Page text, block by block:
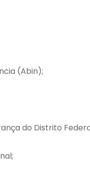
(Abin);
do Distrito